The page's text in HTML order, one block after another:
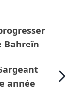
Bahreïn
année